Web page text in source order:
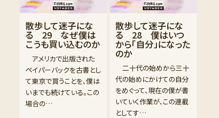
散歩して迷子にな
る 29 なぜ僕は
こうも買い込むのか
アメリカで出版された
ペイパーバックを古書とし
て東京で買うことを、僕は
いまでも続けている。この
場合の…
散歩して迷子にな
る 28 僕はいつ
から「自分」になった
のか
二十代の始めから三十
代の始めにかけての自分
をめぐって、現在の僕が書
いていく作業が、この連載
としてす…